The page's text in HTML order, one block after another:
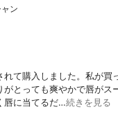
ン
れて購入しました。私が買
がとっても爽やかで唇がス
唇に当てるだ…続きを見る